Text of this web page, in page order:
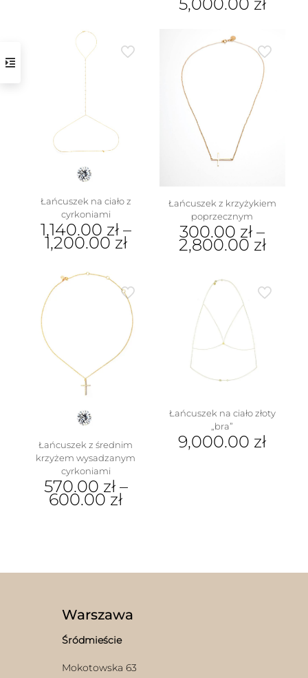
produkt
ma
wariantów.
wybrać
stronie
produktu
Łańcuszek na ciało z
cyrkoniami
1,140.00 zł–
1,200.00 zł
produkt
wariantów.
stronie
produktu
Łańcuszek z krzyżykiem
poprzecznym
300.00 zł –
2,800.00 zł
ma
wiele
wariantów.
Opcje
można
wybrać
stronie
Łańcuszek z średnim
krzyżem wysadzanym
cyrkoniami
570.00 zł–
600.00 zł
na
stronie
produktu
Łańcuszek na ciało złoty
„bra”
9,000.00 zł
Warszawa
Śródmieście
Mokotowska 63